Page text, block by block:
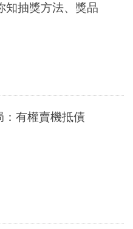
知抽獎方法、獎品
：有權賣機抵債